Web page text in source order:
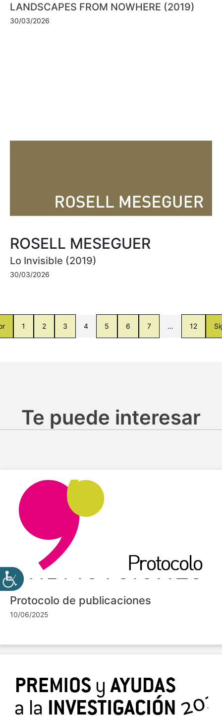
LANDSCAPES FROM NOWHERE (2019)
30/03/2026
ROSELL MESEGUER
Lo Invisible (2019)
30/03/2026
1 2 3 4 5 6 7 … 12
Te puede interesar
Protocolo de publicaciones
10/06/2025